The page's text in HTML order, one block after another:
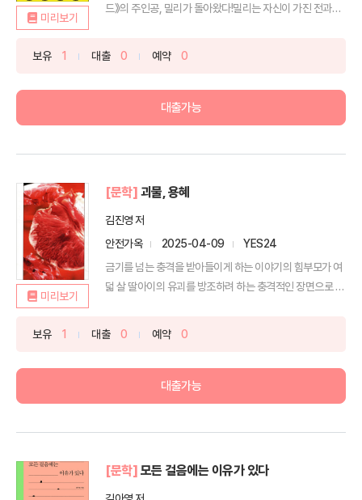
미리보기
드》의 주인공, 밀리가 돌아왔다!밀리는 자신이 가진 전과
보유 1 대출 0 예약 0
대출가능
미리보기
[문학] 괴물, 용혜
김진영 저
안전가옥
2025-04-09
YES24
금기를 넘는 충격을 받아들이게 하는 이야기의 힘부모가 여
덟 살 딸아이의 유괴를 방조하려 하는 충격적인 장면으로 시
보유 1 대출 0 예약 0
대출가능
[문학] 모든 걸음에는 이유가 있다